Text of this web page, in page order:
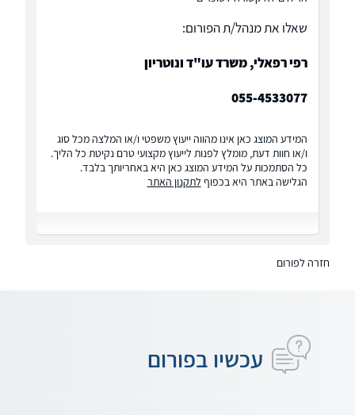
שאלו את מנהל/ת הפורום:
רפי רפאלי, משרד עו"ד ונוטריון
055-4533077
המידע המוצג כאן אינו מהווה ייעוץ משפטי ו/או המלצה מכל סוג
ו/או חוות דעת, מומלץ לפנות לייעוץ מקצועי טרם נקיטת כל הליך.
כל הסתמכות על המידע המוצג כאן היא באחריותך בלבד.
הגלישה באתר היא בכפוף לתקנון האתר
חזרה לפורום
עכשיו בפורום